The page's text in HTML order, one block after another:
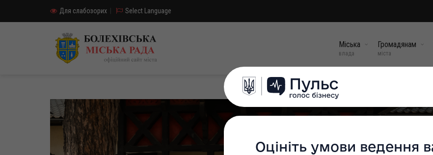
Для слабозорих Select Language
Міська
влада
Громадянам
міста